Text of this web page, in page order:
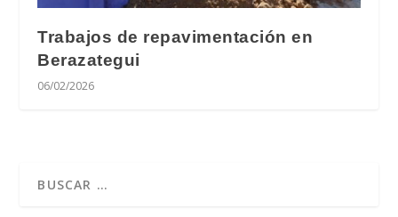
Trabajos de repavimentación en
Berazategui
06/02/2026